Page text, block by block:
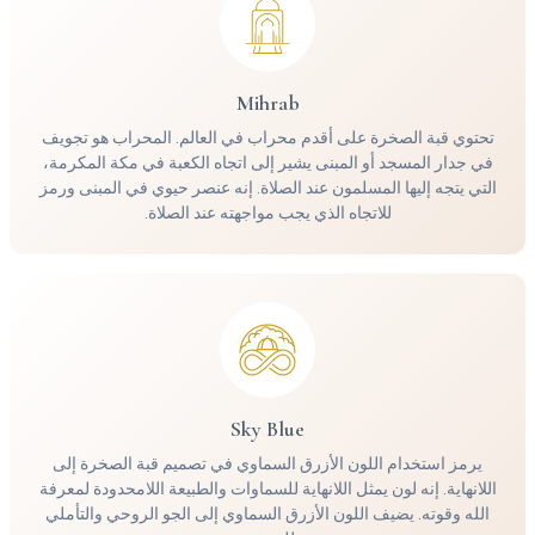
Mihrab
تحتوي قبة الصخرة على أقدم محراب في العالم. المحراب هو تجويف
في جدار المسجد أو المبنى يشير إلى اتجاه الكعبة في مكة المكرمة،
التي يتجه إليها المسلمون عند الصلاة. إنه عنصر حيوي في المبنى ورمز
للاتجاه الذي يجب مواجهته عند الصلاة.
Sky Blue
يرمز استخدام اللون الأزرق السماوي في تصميم قبة الصخرة إلى
اللانهاية. إنه لون يمثل اللانهاية للسماوات والطبيعة اللامحدودة لمعرفة
الله وقوته. يضيف اللون الأزرق السماوي إلى الجو الروحي والتأملي